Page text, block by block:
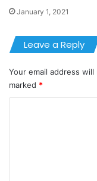
January 1, 2021
Leave a Reply
Your email address
marked *